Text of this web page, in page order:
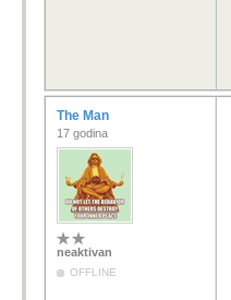
The Man
17 godina
neaktivan
OFFLINE